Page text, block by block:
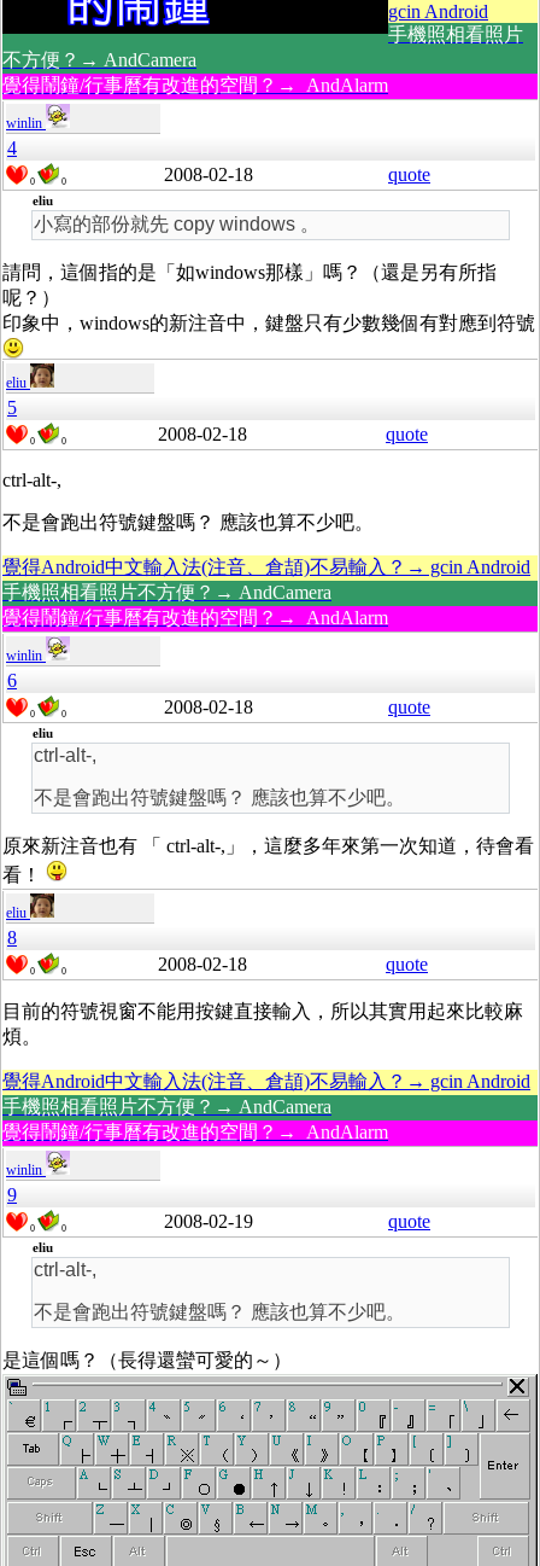
gcin Android
手機照相看照片
不方便？→ AndCamera
覺得鬧鐘/行事曆有改進的空間？→ AndAlarm
winlin
4
0 0 2008-02-18 quote
eliu
小寫的部份就先 copy windows 。
請問，這個指的是「如windows那樣」嗎？（還是另有所指
呢？）
印象中，windows的新注音中，鍵盤只有少數幾個有對應到符號
eliu
5
0 0 2008-02-18 quote
ctrl-alt-,
不是會跑出符號鍵盤嗎？ 應該也算不少吧。
覺得Android中文輸入法(注音、倉頡)不易輸入？→ gcin Android
手機照相看照片不方便？→ AndCamera
覺得鬧鐘/行事曆有改進的空間？→ AndAlarm
winlin
6
0 0 2008-02-18 quote
eliu
ctrl-alt-,
不是會跑出符號鍵盤嗎？ 應該也算不少吧。
原來新注音也有 「 ctrl-alt-,」，這麼多年來第一次知道，待會看
看！
eliu
8
0 0 2008-02-18 quote
目前的符號視窗不能用按鍵直接輸入，所以其實用起來比較麻
煩。
覺得Android中文輸入法(注音、倉頡)不易輸入？→ gcin Android
手機照相看照片不方便？→ AndCamera
覺得鬧鐘/行事曆有改進的空間？→ AndAlarm
winlin
9
0 0 2008-02-19 quote
eliu
ctrl-alt-,
不是會跑出符號鍵盤嗎？ 應該也算不少吧。
是這個嗎？（長得還蠻可愛的～）